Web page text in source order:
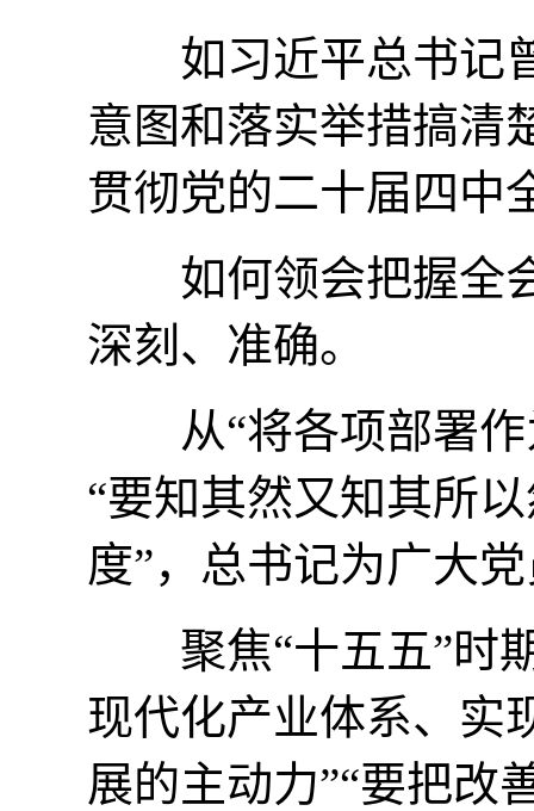
如习近平总书记曾
意图和落实举措搞清
贯彻党的二十届四中
如何领会把握全会
深刻、准确。
从“将各项部署作
“要知其然又知其所
度”，总书记为广大
聚焦“十五五”时期
现代化产业体系、实
展的主动力”“要把